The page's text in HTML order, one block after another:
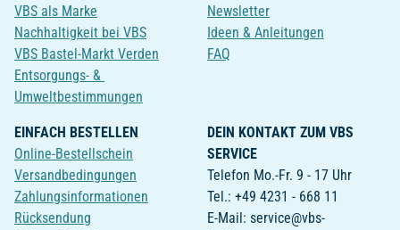
VBS als Marke
Nachhaltigkeit bei VBS
VBS Bastel-Markt Verden
Entsorgungs- &
Umweltbestimmungen
Newsletter
Ideen & Anleitungen
FAQ
EINFACH BESTELLEN
Online-Bestellschein
Versandbedingungen
Zahlungsinformationen
Rücksendung
DEIN KONTAKT ZUM VBS
SERVICE
Telefon Mo.-Fr. 9 - 17 Uhr
Tel.: +49 4231 - 668 11
E-Mail: service@vbs-